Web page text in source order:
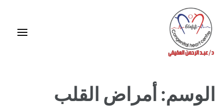
المحتوى
(اضغط
Enter)
الوسم: أمراض القلب